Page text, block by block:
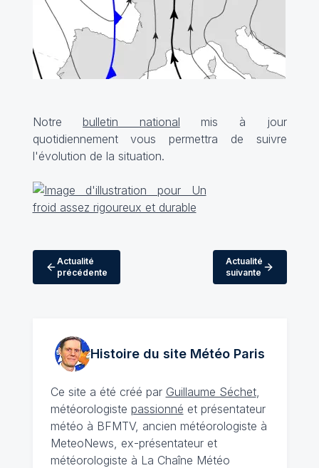
Notrebulletin national mis à jour
quotidiennement vous permettra de suivre
l'évolution de la situation.
Actualité
précédente
Actualité
suivante
Histoire du site MétéoParis
Ce site a été créé par Guillaume Séchet,
météorologiste passionné et présentateur
météo à BFMTV, ancien météorologiste à
MeteoNews, ex-présentateur et
météorologiste à La Chaîne Météo